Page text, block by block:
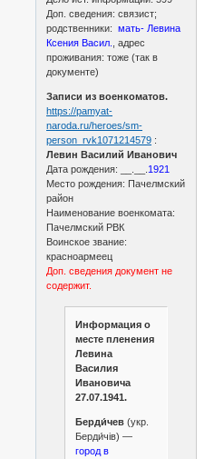
Доп. сведения: связист;
родственники:мать- Левина
Ксения Васил.
, адрес
проживания: тоже (так в
документе)
Записи из военкоматов.
https://pamyat-
naroda.ru/heroes/sm-
person_rvk1071214579 :
Левин Василий Иванович
Дата рождения: __.__. 1921
Место рождения: Пачелмский
район
Наименование военкомата:
Пачелмский РВК
Воинское звание:
красноармеец
Доп. сведения документ не
содержит.
Информация о
месте пленения
Левина
Василия
Ивановича
27.07.1941.
Берди́чев(укр.
Берди́чів) —
город в